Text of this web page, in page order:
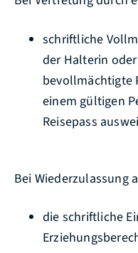
schriftliche
der Halterin
bevollmächtigte
einem gültigen
Reisepass
Bei Wiederzulassung
die schriftliche